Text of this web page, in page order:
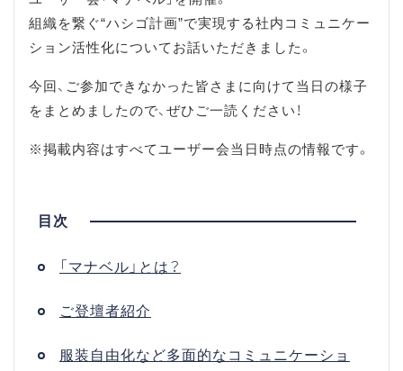
組織を繋ぐ“ハシゴ計画”で実現する社内コミュニケー
ション活性化についてお話いただきました。
今回、ご参加できなかった皆さまに向けて当日の様子
をまとめましたので、ぜひご一読ください！
※掲載内容はすべてユーザー会当日時点の情報です。
「マナベル」とは？
ご登壇者紹介
服装自由化など多面的なコミュニケーショ